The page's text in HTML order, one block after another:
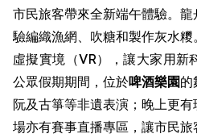
市民旅客帶來全新端午體驗。
驗編織漁網、吹糖和製作灰水
虛擬實境（VR），讓大家用新
公眾假期期間，位於啤酒樂園的
阮及古箏等非遺表演；晚上更
場亦有賽事直播專區，讓市民旅